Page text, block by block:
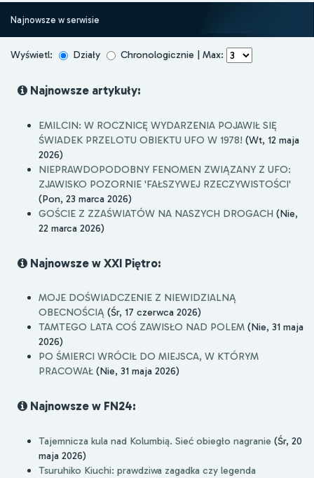
Najnowsze w serwisie
Wyświetl: Działy Chronologicznie | Max:
Najnowsze artykuły:
EMILCIN: W ROCZNICĘ WYDARZENIA POJAWIŁ SIĘ
ŚWIADEK PRZELOTU OBIEKTU UFO W 1978! (Wt, 12 maja
2026)
NIEPRAWDOPODOBNY FENOMEN ZWIĄZANY Z UFO:
ZJAWISKO POZORNIE 'FAŁSZYWEJ RZECZYWISTOŚCI'
(Pon, 23 marca 2026)
GOŚCIE Z ZZAŚWIATÓW NA NASZYCH DROGACH (Nie,
22 marca 2026)
Najnowsze w XXI Piętro:
MOJE DOŚWIADCZENIE Z NIEWIDZIALNĄ
OBECNOŚCIĄ (Śr, 17 czerwca 2026)
TAMTEGO LATA COŚ ZAWISŁO NAD POLEM (Nie, 31 maja
2026)
PO ŚMIERCI WRÓCIŁ DO MIEJSCA, W KTÓRYM
PRACOWAŁ (Nie, 31 maja 2026)
Najnowsze w FN24:
Tajemnicza kula nad Kolumbią. Sieć obiegło nagranie (Śr, 20
maja 2026)
Tsuruhiko Kiuchi: prawdziwa zagadka czy legenda